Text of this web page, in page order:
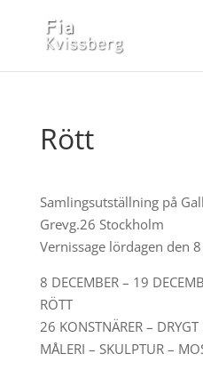
Rött
Samlingsutställning på
Grevg.26 Stockholm
Vernissage lördagen den
8 DECEMBER – 19
RÖTT
26 KONSTNÄRER – DRYGT
MÅLERI – SKULPTUR –